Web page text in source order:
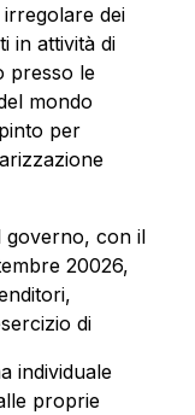
irregolare dei
in attività di
presso le
mondo
per
governo, con il
20026,
di
individuale
proprie